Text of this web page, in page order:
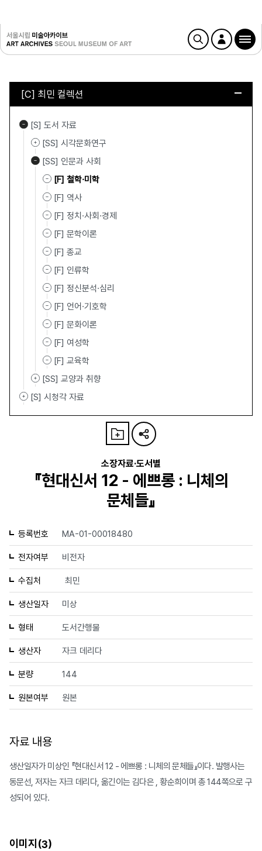
[C] 최민 컬렉션
[S] 도서 자료
[SS] 시각문화연구
[SS] 인문과 사회
[F] 철학·미학
[F] 역사
[F] 정치·사회·경제
[F] 문학이론
[F] 종교
[F] 인류학
[F] 정신분석·심리
[F] 언어·기호학
[F] 문화이론
[F] 여성학
[F] 교육학
[SS] 교양과 취향
[S] 시청각 자료
소장자료·도서별
『현대신서 12 - 에쁘롱 : 니체의
문체들』
등록번호 MA-01-00018480
전자여부 비전자
수집처 최민
생산일자 미상
형태 도서간행물
생산자 자크 데리다
분량 144
원본여부 원본
자료 내용
생산일자가 미상인 『현대신서 12 - 에쁘롱 : 니체의 문체들』이다. 발행사는
동문선, 저자는 자크 데리다, 옮긴이는 김다은 , 황순희이며 총 144쪽으로 구
성되어 있다.
이미지(3)